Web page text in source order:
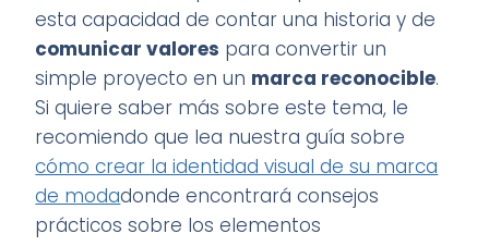
esta capacidad de contar una historia y de
comunicar valores para convertir un
simple proyecto en un marca reconocible.
Si quiere saber más sobre este tema, le
recomiendo que lea nuestra guía sobre
cómo crear la identidad visual de su marca
de modadonde encontrará consejos
prácticos sobre los elementos